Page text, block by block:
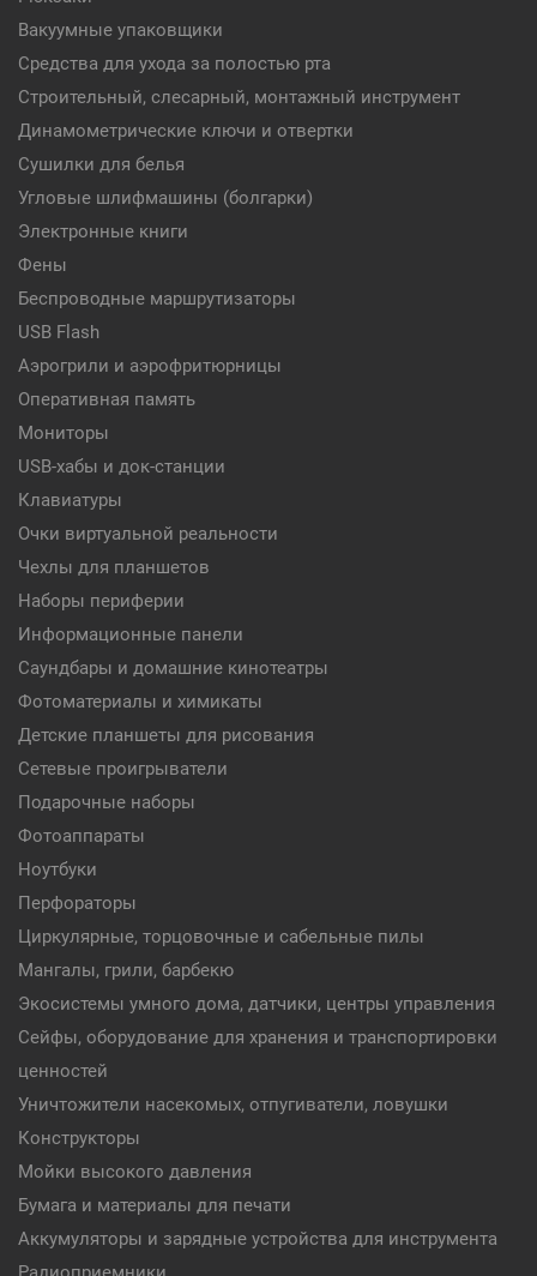
Вакуумные упаковщики
Средства для ухода за полостью рта
Строительный, слесарный, монтажный инструмент
Динамометрические ключи и отвертки
Сушилки для белья
Угловые шлифмашины (болгарки)
Электронные книги
Фены
Беспроводные маршрутизаторы
USB Flash
Аэрогрили и аэрофритюрницы
Оперативная память
Мониторы
USB-хабы и док-станции
Клавиатуры
Очки виртуальной реальности
Чехлы для планшетов
Наборы периферии
Информационные панели
Саундбары и домашние кинотеатры
Фотоматериалы и химикаты
Детские планшеты для рисования
Сетевые проигрыватели
Подарочные наборы
Фотоаппараты
Ноутбуки
Перфораторы
Циркулярные, торцовочные и сабельные пилы
Мангалы, грили, барбекю
Экосистемы умного дома, датчики, центры управления
Сейфы, оборудование для хранения и транспортировки
ценностей
Уничтожители насекомых, отпугиватели, ловушки
Конструкторы
Мойки высокого давления
Бумага и материалы для печати
Аккумуляторы и зарядные устройства для инструмента